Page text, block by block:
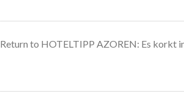
Return to HOTELTIPP AZOREN: Es korkt